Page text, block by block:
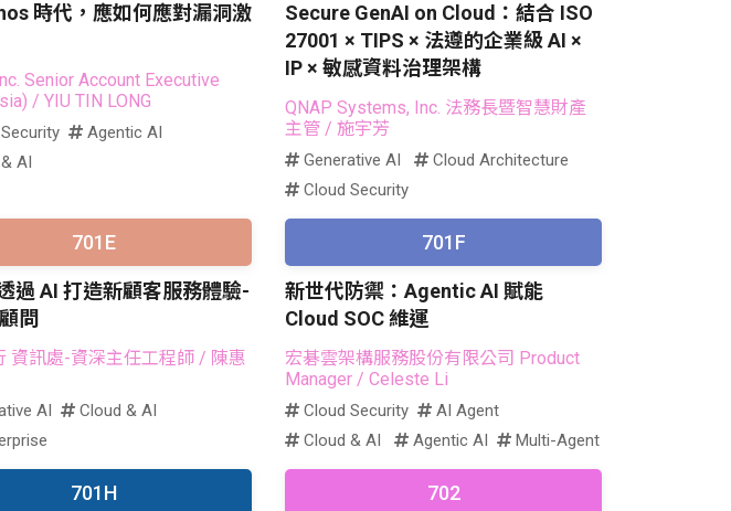
時代，應如何應對漏洞激
Senior Account Executive
/ YIU TIN LONG
Agentic AI
AI
Secure GenAI on Cloud：結合 ISO
27001 × TIPS × 法遵的企業級 AI ×
IP × 敏感資料治理架構
QNAP Systems, Inc. 法務長暨智慧財產
主管/ 施宇芳
Generative AI
Cloud Architecture
Cloud Security
701E
過 AI 打造新顧客服務體驗-
問
資訊處-資深主任工程師 / 陳惠
AI
Cloud & AI
701F
新世代防禦：Agentic AI 賦能
Cloud SOC 維運
宏碁雲架構服務股份有限公司 Product
Manager/ Celeste Li
Cloud Security
AI Agent
Cloud & AI
Agentic AI Multi-Agent
701H 702